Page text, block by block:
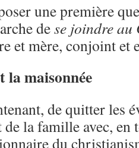
une première
dese joindre
et mère, conjoint et
la maisonnée
de quitter les
la famille avec, en
du